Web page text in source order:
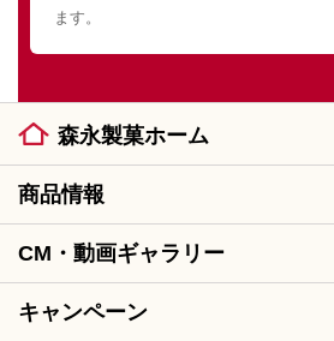
ます。
森永製菓ホーム
商品情報
CM・動画ギャラリー
キャンペーン